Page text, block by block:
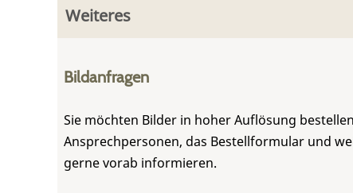
Weiteres
Bildanfragen
Sie möchten Bilder in hoher Auflösung
Ansprechpersonen, das Bestellformular und
gerne vorab informieren.